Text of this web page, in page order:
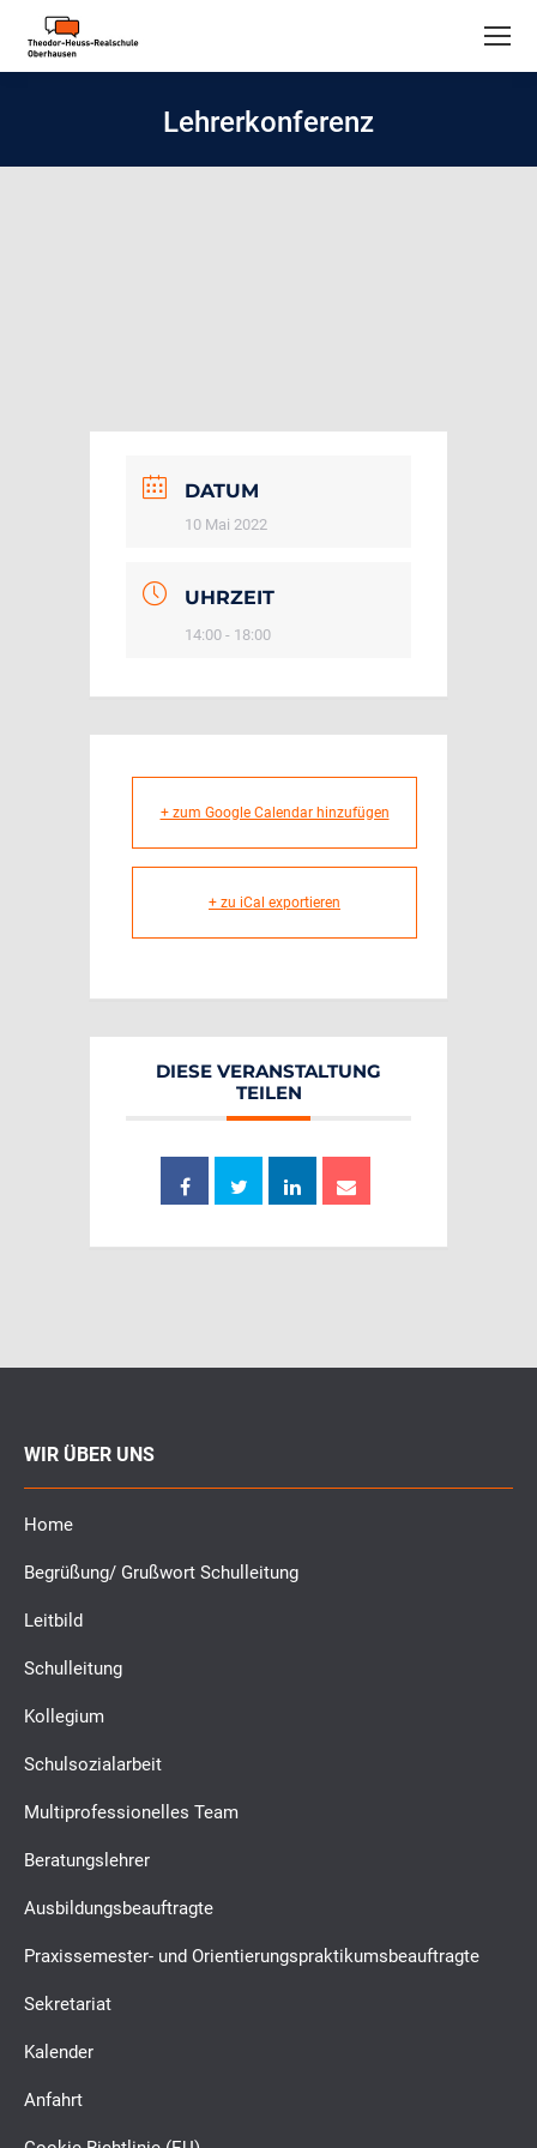
Lehrerkonferenz
DATUM
10 Mai 2022
UHRZEIT
14:00 - 18:00
+ zum Google Calendar hinzufügen
+ zu iCal exportieren
DIESE VERANSTALTUNG
TEILEN
WIR ÜBER UNS
Home
Begrüßung/ Grußwort Schulleitung
Leitbild
Schulleitung
Kollegium
Schulsozialarbeit
Multiprofessionelles Team
Beratungslehrer
Ausbildungsbeauftragte
Praxissemester- und Orientierungspraktikumsbeauftragte
Sekretariat
Kalender
Anfahrt